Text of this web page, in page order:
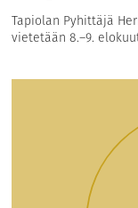
Tapiolan Pyhittäjä
vietetään 8.–9.